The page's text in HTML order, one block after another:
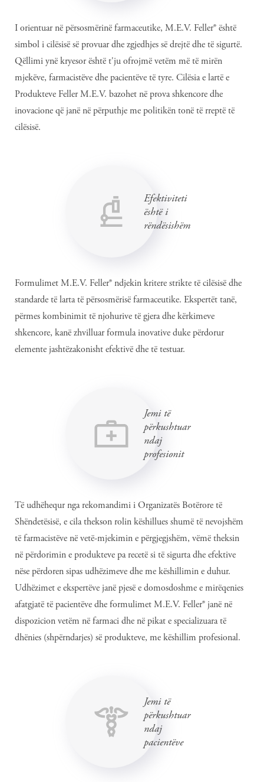
I orientuar në përsosmërinë farmaceutike, M.E.V. Feller® është
simbol i cilësisë së provuar dhe zgjedhjes së drejtë dhe të sigurtë.
Qëllimi ynë kryesor është t'ju ofrojmë vetëm më të mirën
mjekëve, farmacistëve dhe pacientëve të tyre. Cilësia e lartë e
Produkteve Feller M.E.V. bazohet në prova shkencore dhe
inovacione që janë në përputhje me politikën tonë të rreptë të
cilësisë.
Efektiviteti
është i
rëndësishëm
Formulimet M.E.V. Feller® ndjekin kritere strikte të cilësisë dhe
standarde të larta të përsosmërisë farmaceutike. Ekspertët tanë,
përmes kombinimit të njohurive të gjera dhe kërkimeve
shkencore, kanë zhvilluar formula inovative duke përdorur
elemente jashtëzakonisht efektivë dhe të testuar.
Jemi të
përkushtuar
ndaj
profesionit
Të udhëhequr nga rekomandimi i Organizatës Botërore të
Shëndetësisë, e cila thekson rolin këshillues shumë të nevojshëm
të farmacistëve në vetë-mjekimin e përgjegjshëm, vëmë theksin
në përdorimin e produkteve pa recetë si të sigurta dhe efektive
nëse përdoren sipas udhëzimeve dhe me këshillimin e duhur.
Udhëzimet e ekspertëve janë pjesë e domosdoshme e mirëqenies
afatgjatë të pacientëve dhe formulimet M.E.V. Feller® janë në
dispozicion vetëm në farmaci dhe në pikat e specializuara të
dhënies (shpërndarjes) së produkteve, me këshillim profesional.
Jemi të
përkushtuar
ndaj
pacientëve